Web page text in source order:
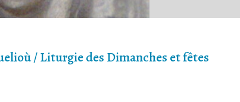
/ Liturgie des Dimanches et fêtes